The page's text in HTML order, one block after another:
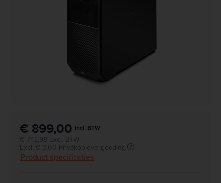
€ 899,00 Incl. BTW
€ 742,98 Excl. BTW
Excl. € 3,00 Privékopievergoeding
Product specificaties